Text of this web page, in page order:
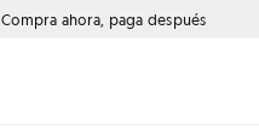
Compra ahora, paga después